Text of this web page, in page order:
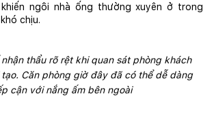
ngôi nhà ống thường xuyên ở trong
chịu.
thẩu rõ rệt khi quan sát phòng khách
Căn phòng giờ đây đã có thể dễ dàng
cận với nắng ấm bên ngoài